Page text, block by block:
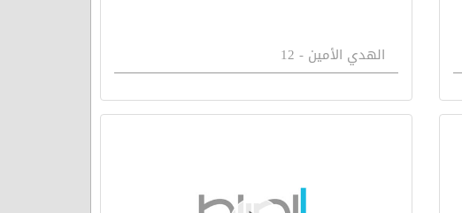
الهدي الأمين - 12